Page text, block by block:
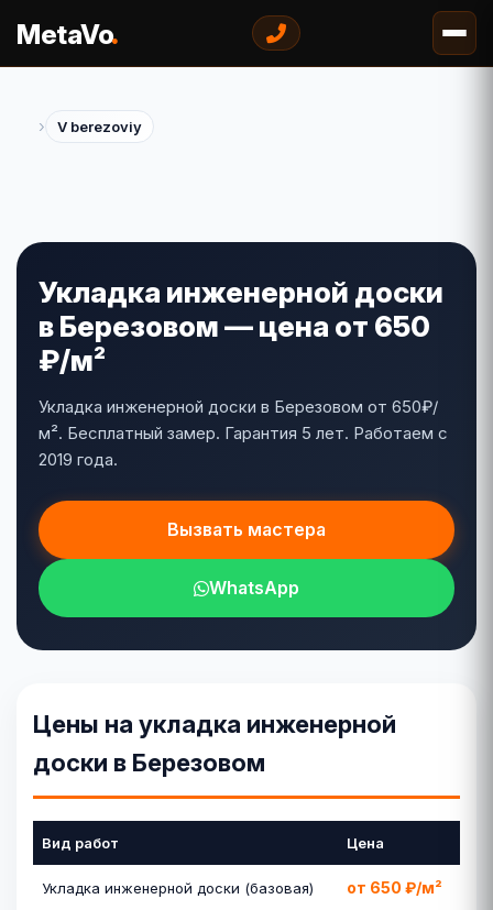
MetaVo.
› V berezoviy
Укладка инженерной доски
в Березовом — цена от 650
₽/м²
Укладка инженерной доски в Березовом от 650₽/
м². Бесплатный замер. Гарантия 5 лет. Работаем с
2019 года.
Вызвать мастера
WhatsApp
Цены на укладка инженерной
доски в Березовом
Вид работ Цена
Укладка инженерной доски (базовая) от 650 ₽/м²